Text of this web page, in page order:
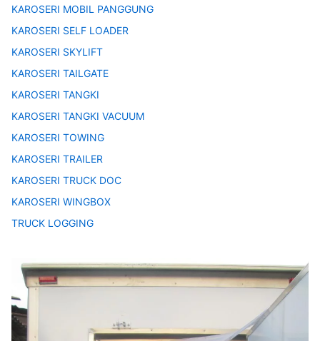
KAROSERI MOBIL PANGGUNG
KAROSERI SELF LOADER
KAROSERI SKYLIFT
KAROSERI TAILGATE
KAROSERI TANGKI
KAROSERI TANGKI VACUUM
KAROSERI TOWING
KAROSERI TRAILER
KAROSERI TRUCK DOC
KAROSERI WINGBOX
TRUCK LOGGING